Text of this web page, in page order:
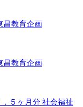
教育企画
教育企画
５ヶ月分 社会福祉